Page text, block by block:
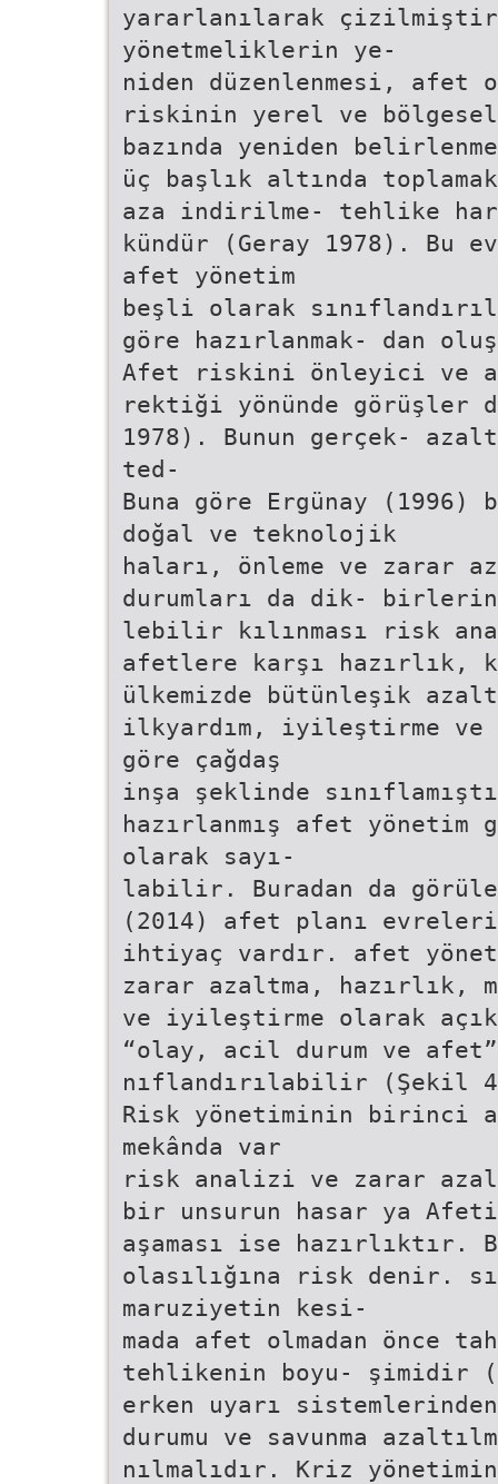
yararlanılarak
yönetmeliklerin ye-
niden düzenlenmesi, afet
riskinin yerel ve
bazında yeniden
üç başlık altında
aza indirilme- tehlike
kündür (Geray 1978). Bu
afet yönetim
beşli olarak
göre hazırlanmak- dan
Afet riskini önleyici ve
rektiği yönünde görüşler
1978). Bunun gerçek-
ted-
Buna göre Ergünay
doğal ve teknolojik
haları, önleme ve zarar
durumları da dik-
lebilir kılınması risk
afetlere karşı hazırlık,
ülkemizde bütünleşik
ilkyardım, iyileştirme ve
göre çağdaş
inşa şeklinde
hazırlanmış afet
olarak sayı-
labilir. Buradan da
(2014) afet planı
ihtiyaç vardır. afet
zarar azaltma, hazırlık,
ve iyileştirme olarak
“olay, acil durum ve
nıflandırılabilir (Şekil
Risk yönetiminin birinci
mekânda var
risk analizi ve zarar
bir unsurun hasar ya
aşaması ise hazırlıktır.
olasılığına risk denir.
maruziyetin kesi-
mada afet olmadan önce
tehlikenin boyu- şimidir
erken uyarı
durumu ve savunma
nılmalıdır. Kriz